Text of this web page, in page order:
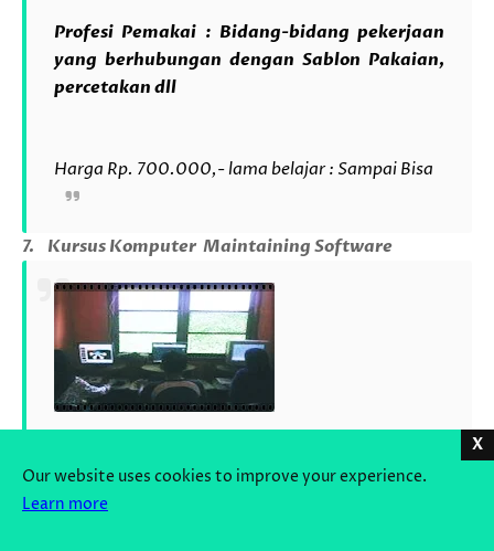
Our website uses cookies to improve your experience.
Learn more
X
Profesi Pemakai : Bidang-bidang pekerjaan
yang berhubungan dengan Sablon Pakaian,
percetakan dll
Harga Rp. 700.000,- lama belajar : Sampai Bisa
7. Kursus Komputer Maintaining Software
Silabus umum